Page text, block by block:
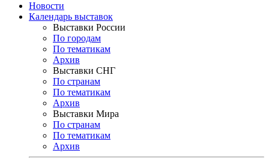
Новости
Календарь выставок
Выставки России
По городам
По тематикам
Архив
Выставки СНГ
По странам
По тематикам
Архив
Выставки Мира
По странам
По тематикам
Архив